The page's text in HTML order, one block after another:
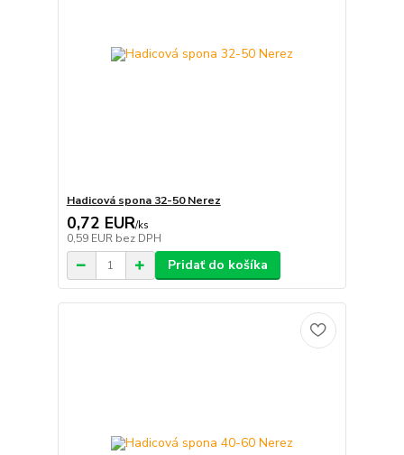
Hadicová spona 32-50 Nerez
0,72 EUR/ks
0,59 EUR bez DPH
Pridať do košíka